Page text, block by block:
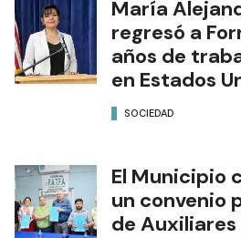
María
regresó a
años de
en Estados
SOCIEDAD
El Municipio
un convenio
de